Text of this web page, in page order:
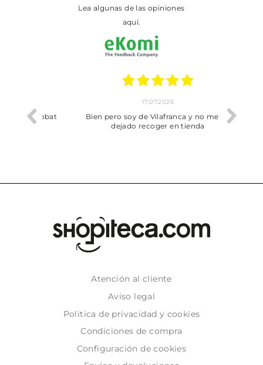
Lea algunas de las opiniones
aquí.
trobat
17.07.2026
Bien pero soy de Vilafranca y no me ha
dejado recoger en tienda
Atención al cliente
Aviso legal
Politica de privacidad y cookies
Condiciones de compra
Configuración de cookies